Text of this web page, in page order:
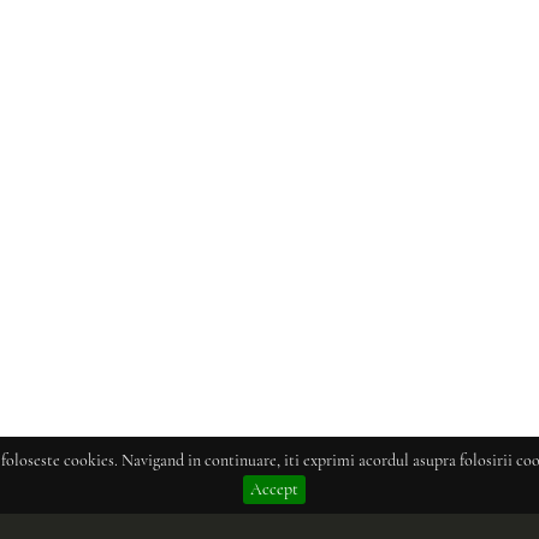
cookies. Navigand in continuare, iti exprimi acordul asupra folosirii
Accept